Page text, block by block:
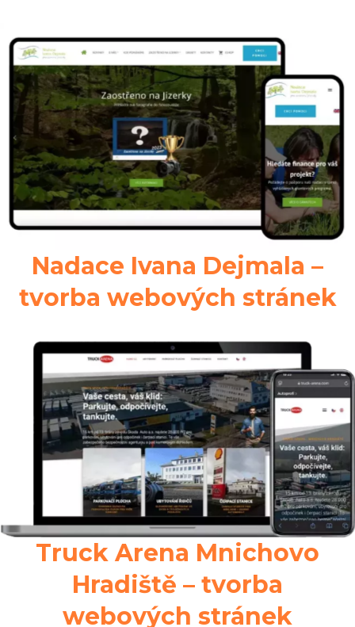
Nadace Ivana Dejmala –
tvorba webových stránek
Truck Arena Mnichovo
Hradiště – tvorba
webových stránek